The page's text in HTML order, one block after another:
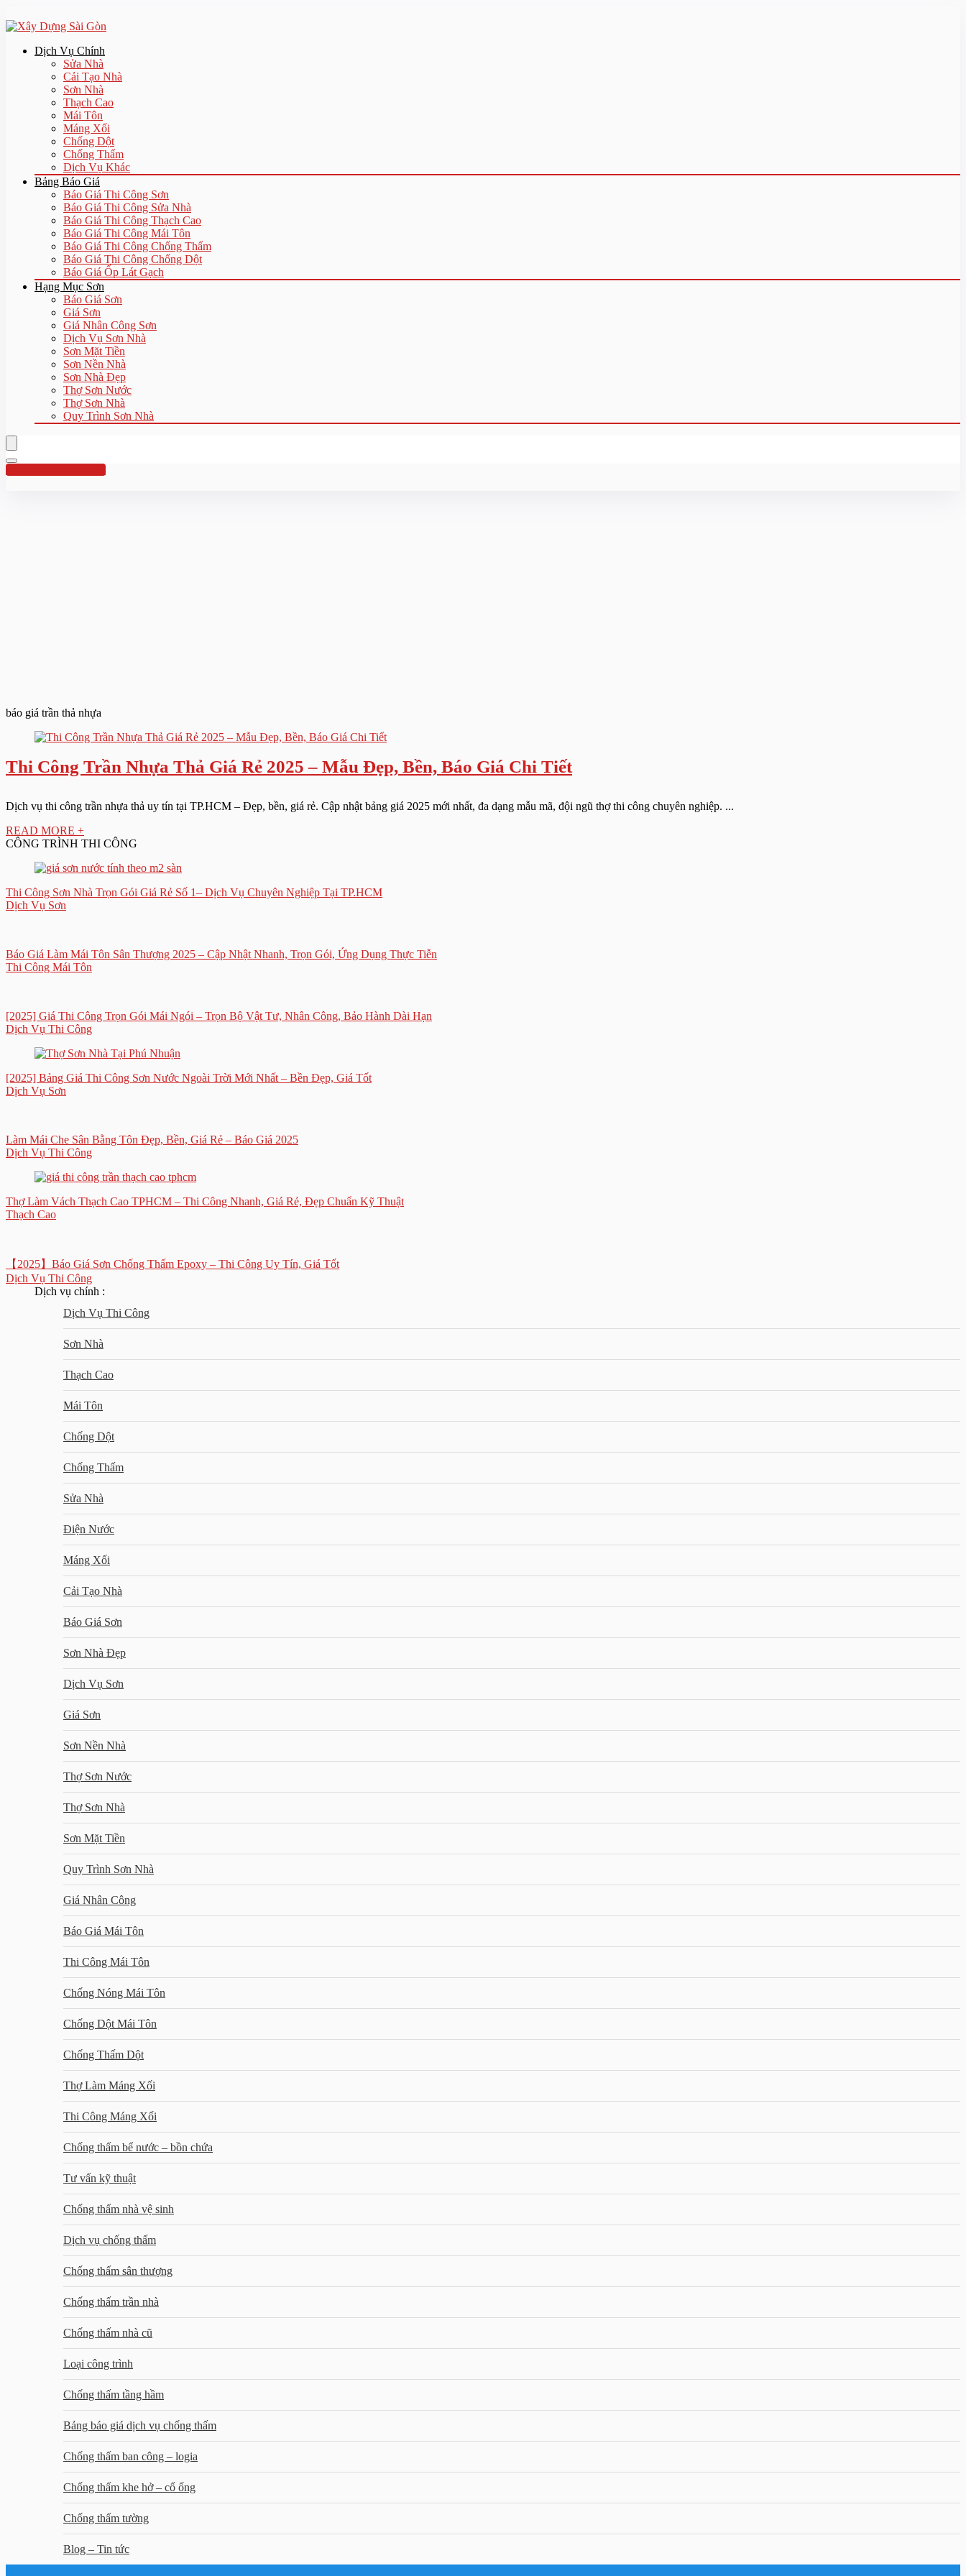
Dịch Vụ Chính
Sửa Nhà
Cải Tạo Nhà
Sơn Nhà
Thạch Cao
Mái Tôn
Máng Xối
Chống Dột
Chống Thấm
Dịch Vụ Khác
Bảng Báo Giá
Báo Giá Thi Công Sơn
Báo Giá Thi Công Sửa Nhà
Báo Giá Thi Công Thạch Cao
Báo Giá Thi Công Mái Tôn
Báo Giá Thi Công Chống Thấm
Báo Giá Thi Công Chống Dột
Báo Giá Ốp Lát Gạch
Hạng Mục Sơn
Báo Giá Sơn
Giá Sơn
Giá Nhân Công Sơn
Dịch Vụ Sơn Nhà
Sơn Mặt Tiền
Sơn Nền Nhà
Sơn Nhà Đẹp
Thợ Sơn Nước
Thợ Sơn Nhà
Quy Trình Sơn Nhà
Hotline:0961 894 472
báo giá trần thả nhựa
Thi Công Trần Nhựa Thả Giá Rẻ 2025 – Mẫu Đẹp, Bền, Báo Giá Chi Tiết
Dịch vụ thi công trần nhựa thả uy tín tại TP.HCM – Đẹp, bền, giá rẻ. Cập nhật bảng giá 2025 mới nhất, đa dạng mẫu mã, đội ngũ thợ thi công chuyên nghiệp. ...
READ MORE +
CÔNG TRÌNH THI CÔNG
Thi Công Sơn Nhà Trọn Gói Giá Rẻ Số 1– Dịch Vụ Chuyên Nghiệp Tại TP.HCM
Dịch Vụ Sơn
Báo Giá Làm Mái Tôn Sân Thượng 2025 – Cập Nhật Nhanh, Trọn Gói, Ứng Dụng Thực Tiễn
Thi Công Mái Tôn
[2025] Giá Thi Công Trọn Gói Mái Ngói – Trọn Bộ Vật Tư, Nhân Công, Bảo Hành Dài Hạn
Dịch Vụ Thi Công
[2025] Bảng Giá Thi Công Sơn Nước Ngoài Trời Mới Nhất – Bền Đẹp, Giá Tốt
Dịch Vụ Sơn
Làm Mái Che Sân Bằng Tôn Đẹp, Bền, Giá Rẻ – Báo Giá 2025
Dịch Vụ Thi Công
Thợ Làm Vách Thạch Cao TPHCM – Thi Công Nhanh, Giá Rẻ, Đẹp Chuẩn Kỹ Thuật
Thạch Cao
【2025】Báo Giá Sơn Chống Thấm Epoxy – Thi Công Uy Tín, Giá Tốt
Dịch Vụ Thi Công
Dịch vụ chính :
Dịch Vụ Thi Công
Sơn Nhà
Thạch Cao
Mái Tôn
Chống Dột
Chống Thấm
Sửa Nhà
Điện Nước
Máng Xối
Cải Tạo Nhà
Báo Giá Sơn
Sơn Nhà Đẹp
Dịch Vụ Sơn
Giá Sơn
Sơn Nền Nhà
Thợ Sơn Nước
Thợ Sơn Nhà
Sơn Mặt Tiền
Quy Trình Sơn Nhà
Giá Nhân Công
Báo Giá Mái Tôn
Thi Công Mái Tôn
Chống Nóng Mái Tôn
Chống Dột Mái Tôn
Chống Thấm Dột
Thợ Làm Máng Xối
Thi Công Máng Xối
Chống thấm bể nước – bồn chứa
Tư vấn kỹ thuật
Chống thấm nhà vệ sinh
Dịch vụ chống thấm
Chống thấm sân thượng
Chống thấm trần nhà
Chống thấm nhà cũ
Loại công trình
Chống thấm tầng hầm
Bảng báo giá dịch vụ chống thấm
Chống thấm ban công – logia
Chống thấm khe hở – cổ ống
Chống thấm tường
Blog – Tin tức